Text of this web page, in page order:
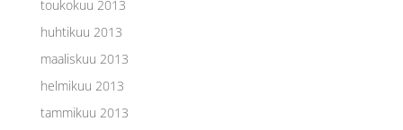
toukokuu 2013
huhtikuu 2013
maaliskuu 2013
helmikuu 2013
tammikuu 2013